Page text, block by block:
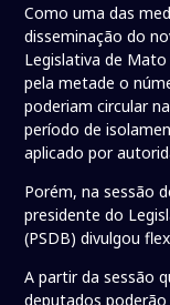
Como uma das
disseminação do
Legislativa de
pela metade o
poderiam circular
período de
aplicado por
Porém, na sessão
presidente do
(PSDB) divulgou
A partir da sessão
deputados